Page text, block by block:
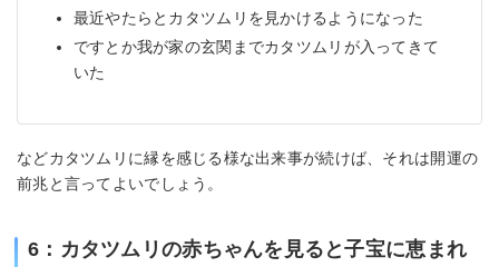
最近やたらとカタツムリを見かけるようになった
ですとか我が家の玄関までカタツムリが入ってきて
いた
などカタツムリに縁を感じる様な出来事が続けば、それは開運の
前兆と言ってよいでしょう。
6：カタツムリの赤ちゃんを見ると子宝に恵まれ